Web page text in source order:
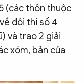
(các thôn thuộc
đội thi số 4
và trao 2 giải
xóm, bản của